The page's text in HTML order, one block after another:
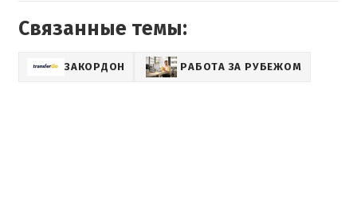
Связанные темы:
ЗАКОРДОН РАБОТА ЗА РУБЕЖОМ